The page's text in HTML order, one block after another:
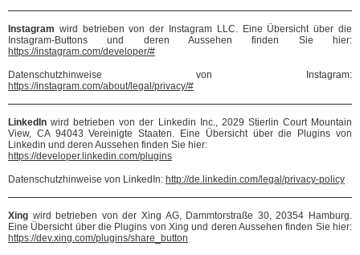
Instagram wird betrieben von der Instagram LLC. Eine Übersicht über die
Instagram-Buttons und deren Aussehen finden Sie hier:
https://instagram.com/developer/#
Datenschutzhinweise von Instagram:
https://instagram.com/about/legal/privacy/#
LinkedIn wird betrieben von der Linkedin Inc., 2029 Stierlin Court Mountain
View, CA 94043 Vereinigte Staaten. Eine Übersicht über die Plugins von
Linkedin und deren Aussehen finden Sie hier:
https://developer.linkedin.com/plugins
Datenschutzhinweise von LinkedIn: http://de.linkedin.com/legal/privacy-policy
Xing wird betrieben von der Xing AG, Dammtorstraße 30, 20354 Hamburg.
Eine Übersicht über die Plugins von Xing und deren Aussehen finden Sie hier:
https://dev.xing.com/plugins/share_button